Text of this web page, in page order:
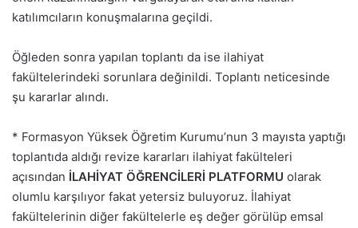
katılımcıların konuşmalarına geçildi.
Öğleden sonra yapılan toplantı da ise ilahiyat
fakültelerindeki sorunlara değinildi. Toplantı neticesinde
şu kararlar alındı.
* Formasyon Yüksek Öğretim Kurumu’nun 3 mayısta yaptığı
toplantıda aldığı revize kararları ilahiyat fakülteleri
açısından İLAHİYAT ÖĞRENCİLERİ PLATFORMU olarak
olumlu karşılıyor fakat yetersiz buluyoruz. İlahiyat
fakültelerinin diğer fakültelerle eş değer görülüp emsal